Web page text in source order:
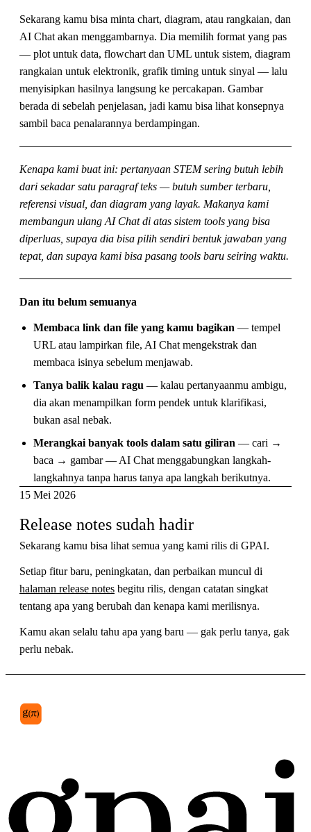
Sekarang kamu bisa minta chart, diagram, atau rangkaian, dan
AI Chat akan menggambarnya. Dia memilih format yang pas
— plot untuk data, flowchart dan UML untuk sistem, diagram
rangkaian untuk elektronik, grafik timing untuk sinyal — lalu
menyisipkan hasilnya langsung ke percakapan. Gambar
berada di sebelah penjelasan, jadi kamu bisa lihat konsepnya
sambil baca penalarannya berdampingan.
Kenapa kami buat ini: pertanyaan STEM sering butuh lebih
dari sekadar satu paragraf teks — butuh sumber terbaru,
referensi visual, dan diagram yang layak. Makanya kami
membangun ulang AI Chat di atas sistem tools yang bisa
diperluas, supaya dia bisa pilih sendiri bentuk jawaban yang
tepat, dan supaya kami bisa pasang tools baru seiring waktu.
Dan itu belum semuanya
Membaca link dan file yang kamu bagikan — tempel
URL atau lampirkan file, AI Chat mengekstrak dan
membaca isinya sebelum menjawab.
Tanya balik kalau ragu — kalau pertanyaanmu ambigu,
dia akan menampilkan form pendek untuk klarifikasi,
bukan asal nebak.
Merangkai banyak tools dalam satu giliran — cari →
baca → gambar — AI Chat menggabungkan langkah-
langkahnya tanpa harus tanya apa langkah berikutnya.
15 Mei 2026
Release notes sudah hadir
Sekarang kamu bisa lihat semua yang kami rilis di GPAI.
Setiap fitur baru, peningkatan, dan perbaikan muncul di
halaman release notes begitu rilis, dengan catatan singkat
tentang apa yang berubah dan kenapa kami merilisnya.
Kamu akan selalu tahu apa yang baru — gak perlu tanya, gak
perlu nebak.